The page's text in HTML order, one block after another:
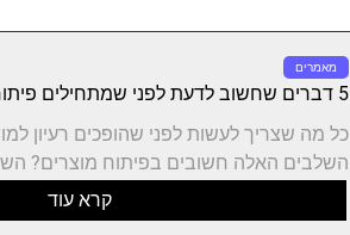
מאמרים
5 דברים שחשוב לדעת לפני שמתחילים פיתוח מוצר חדש
כל מה שצריך לעשות לפני שהופכים רעיון
השלבים האלה חשובים בפיתוח מוצרים?
קרא עוד